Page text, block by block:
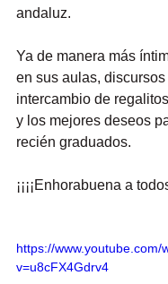
andaluz.
Ya de manera más
en sus aulas, discursos
intercambio de
y los mejores deseos
recién graduados.
¡¡¡¡Enhorabuena a
https://www.youtube.com/
v=u8cFX4Gdrv4